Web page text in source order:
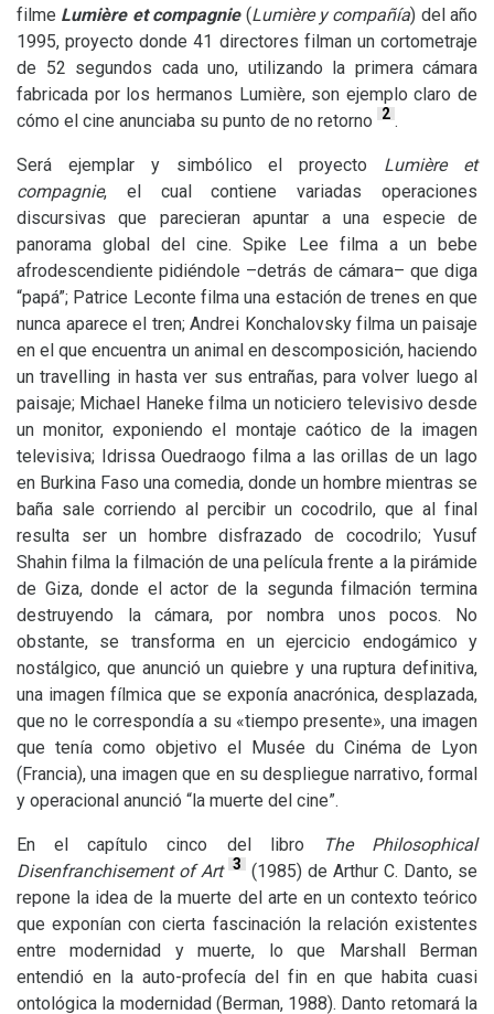
filme Lumière et compagnie(Lumière y compañía) del año
1995, proyecto donde 41 directores filman un cortometraje
de 52 segundos cada uno, utilizando la primera cámara
fabricada por los hermanos Lumière, son ejemplo claro de
cómo el cine anunciaba su punto de no retorno
2 .
Será ejemplar y simbólico el proyecto Lumière et
compagnie, el cual contiene variadas operaciones
discursivas que parecieran apuntar a una especie de
panorama global del cine. Spike Lee filma a un bebe
afrodescendiente pidiéndole –detrás de cámara– que diga
“papá”; Patrice Leconte filma una estación de trenes en que
nunca aparece el tren; Andrei Konchalovsky filma un paisaje
en el que encuentra un animal en descomposición, haciendo
un travelling in hasta ver sus entrañas, para volver luego al
paisaje; Michael Haneke filma un noticiero televisivo desde
un monitor, exponiendo el montaje caótico de la imagen
televisiva; Idrissa Ouedraogo filma a las orillas de un lago
en Burkina Faso una comedia, donde un hombre mientras se
baña sale corriendo al percibir un cocodrilo, que al final
resulta ser un hombre disfrazado de cocodrilo; Yusuf
Shahin filma la filmación de una película frente a la pirámide
de Giza, donde el actor de la segunda filmación termina
destruyendo la cámara, por nombra unos pocos. No
obstante, se transforma en un ejercicio endogámico y
nostálgico, que anunció un quiebre y una ruptura definitiva,
una imagen fílmica que se exponía anacrónica, desplazada,
que no le correspondía a su «tiempo presente», una imagen
que tenía como objetivo el Musée du Cinéma de Lyon
(Francia), una imagen que en su despliegue narrativo, formal
y operacional anunció “la muerte del cine”.
En el capítulo cinco del libro
The Philosophical
Disenfranchisement of Art 3
(1985) de Arthur C. Danto, se
repone la idea de la muerte del arte en un contexto teórico
que exponían con cierta fascinación la relación existentes
entre modernidad y muerte, lo que Marshall Berman
entendió en la auto-profecía del fin en que habita cuasi
ontológica la modernidad (Berman, 1988). Danto retomará la